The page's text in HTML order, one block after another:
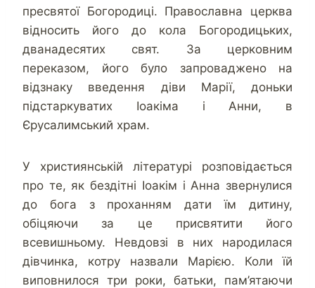
пресвятої Богородиці. Православна церква
відносить його до кола Богородицьких,
дванадесятих свят. За церковним
переказом, його було запроваджено на
відзнаку введення діви Марії, доньки
підстаркуватих Іоакіма і Анни, в
Єрусалимський храм.
У християнській літературі розповідається
про те, як бездітні Іоакім і Анна звернулися
до бога з проханням дати їм дитину,
обіцяючи за це присвятити його
всевишньому. Невдовзі в них народилася
дівчинка, котру назвали Марією. Коли їй
виповнилося три роки, батьки, пам’ятаючи